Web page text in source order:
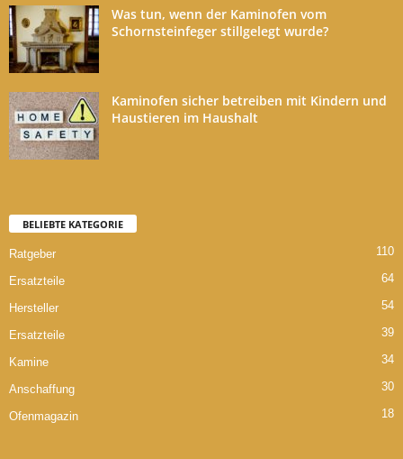
Was tun, wenn der Kaminofen vom
Schornsteinfeger stillgelegt wurde?
Kaminofen sicher betreiben mit Kindern und
Haustieren im Haushalt
BELIEBTE KATEGORIE
Ratgeber 110
Ersatzteile 64
Hersteller 54
Ersatzteile 39
Kamine 34
Anschaffung 30
Ofenmagazin 18